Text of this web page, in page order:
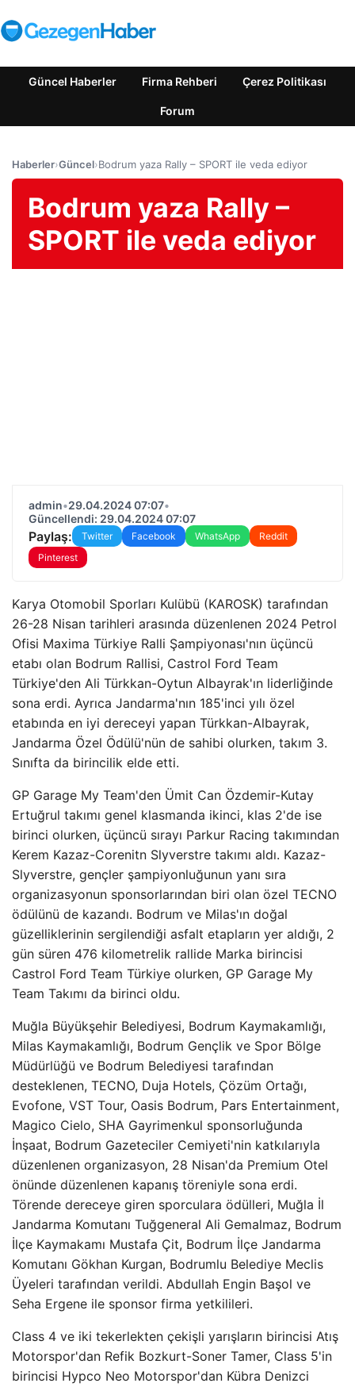
Güncel Haberler Firma Rehberi Çerez Politikası
Forum
Haberler›Güncel›Bodrum yaza Rally – SPORT ile veda ediyor
Bodrum yaza Rally –
SPORT ile veda ediyor
admin•29.04.2024 07:07•
Güncellendi: 29.04.2024 07:07
Paylaş: Twitter Facebook WhatsApp
Reddit
Pinterest
Karya Otomobil Sporları Kulübü (KAROSK) tarafından
26-28 Nisan tarihleri ​​arasında düzenlenen 2024 Petrol
Ofisi Maxima Türkiye Ralli Şampiyonası'nın üçüncü
etabı olan Bodrum Rallisi, Castrol Ford Team
Türkiye'den Ali Türkkan-Oytun Albayrak'ın liderliğinde
sona erdi. Ayrıca Jandarma'nın 185'inci yılı özel
etabında en iyi dereceyi yapan Türkkan-Albayrak,
Jandarma Özel Ödülü'nün de sahibi olurken, takım 3.
Sınıfta da birincilik elde etti.
GP Garage My Team'den Ümit Can Özdemir-Kutay
Ertuğrul takımı genel klasmanda ikinci, klas 2'de ise
birinci olurken, üçüncü sırayı Parkur Racing takımından
Kerem Kazaz-Corenitn Slyverstre takımı aldı. Kazaz-
Slyverstre, gençler şampiyonluğunun yanı sıra
organizasyonun sponsorlarından biri olan özel TECNO
ödülünü de kazandı. Bodrum ve Milas'ın doğal
güzelliklerinin sergilendiği asfalt etapların yer aldığı, 2
gün süren 476 kilometrelik rallide Marka birincisi
Castrol Ford Team Türkiye olurken, GP Garage My
Team Takımı da birinci oldu.
Muğla Büyükşehir Belediyesi, Bodrum Kaymakamlığı,
Milas Kaymakamlığı, Bodrum Gençlik ve Spor Bölge
Müdürlüğü ve Bodrum Belediyesi tarafından
desteklenen, TECNO, Duja Hotels, Çözüm Ortağı,
Evofone, VST Tour, Oasis Bodrum, Pars Entertainment,
Magico Cielo, SHA Gayrimenkul sponsorluğunda
İnşaat, Bodrum Gazeteciler Cemiyeti'nin katkılarıyla
düzenlenen organizasyon, 28 Nisan'da Premium Otel
önünde düzenlenen kapanış töreniyle sona erdi.
Törende dereceye giren sporculara ödülleri, Muğla İl
Jandarma Komutanı Tuğgeneral Ali Gemalmaz, Bodrum
İlçe Kaymakamı Mustafa Çit, Bodrum İlçe Jandarma
Komutanı Gökhan Kurgan, Bodrumlu Belediye Meclis
Üyeleri tarafından verildi. Abdullah Engin Başol ve
Seha Ergene ile sponsor firma yetkilileri.
Class 4 ve iki tekerlekten çekişli yarışların birincisi Atış
Motorspor'dan Refik Bozkurt-Soner Tamer, Class 5'in
birincisi Hypco Neo Motorspor'dan Kübra Denizci